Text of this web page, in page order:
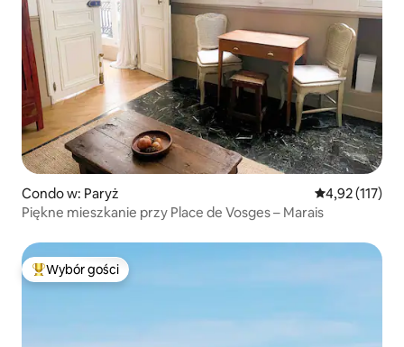
Condo w: Paryż Średnia
4,92 (117)
Piękne mieszkanie przy Place de Vosges – Marais
Najpopularniejsze z kategorii Wybór gości
Wybór gości